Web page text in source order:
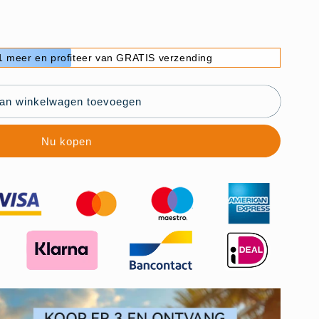
meer en profiteer van GRATIS verzending
winkelwagen toevoegen
Nu kopen